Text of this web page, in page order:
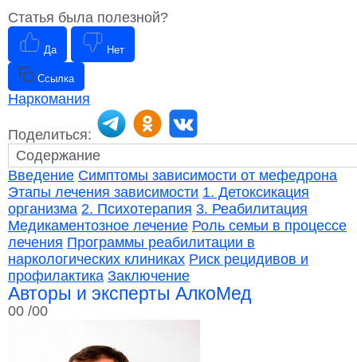
Статья была полезной?
Да Нет
Ссылка
Наркомания
Поделиться:
Введение Симптомы зависимости от мефедрона
Этапы лечения зависимости 1. Детоксикация
организма 2. Психотерапия 3. Реабилитация
Медикаментозное лечение Роль семьи в процессе
лечения Программы реабилитации в
наркологических клиниках Риск рецидивов и
профилактика Заключение
Авторы и эксперты АлкоМед
00 /00